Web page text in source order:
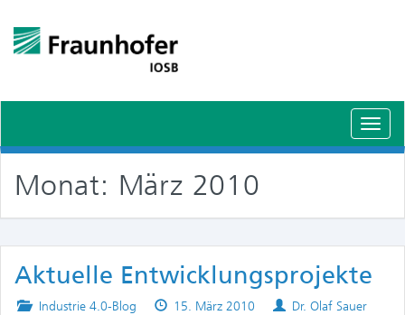
Monat: März 2010
Aktuelle Entwicklungsprojekte
Posted
Industrie 4.0-Blog
Published
15. März 2010 Authors
Dr. Olaf Sauer